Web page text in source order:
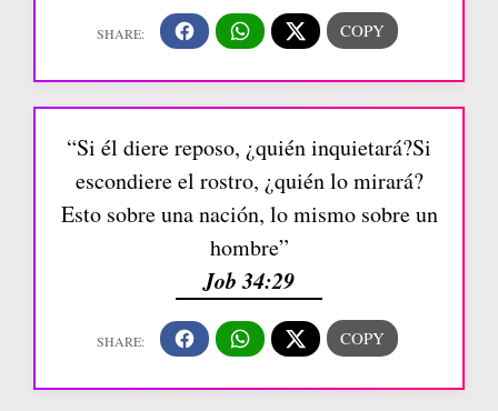
“Si él diere reposo, ¿quién inquietará?Si
escondiere el rostro, ¿quién lo mirará?
Esto sobre una nación, lo mismo sobre un
hombre”
Job 34:29